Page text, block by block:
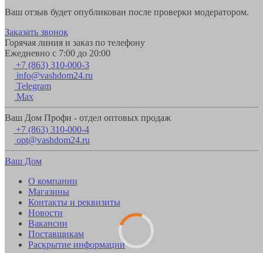
Ваш отзыв будет опубликован после проверки модератором.
Заказать звонок
Горячая линия и заказ по телефону
Ежедневно с 7:00 до 20:00
+7 (863) 310-000-3
info@vashdom24.ru
Telegram
Max
Ваш Дом Профи - отдел оптовых продаж
+7 (863) 310-000-4
opt@vashdom24.ru
Ваш Дом
О компании
Магазины
Контакты и реквизиты
Новости
Вакансии
Поставщикам
Раскрытие информации